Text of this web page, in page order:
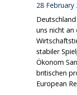
28 February
uns nicht an
stabiler
Ökonom
britischen
European